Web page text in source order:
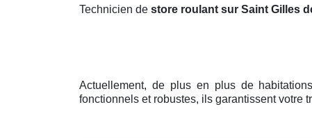
Technicien de store roulant sur Saint Gilles
Actuellement, de plus en plus de
fonctionnels et robustes, ils garantissent votre